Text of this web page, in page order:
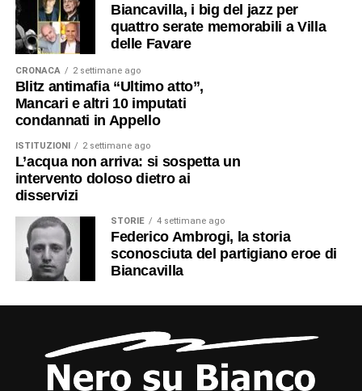
Biancavilla, i big del jazz per
quattro serate memorabili a Villa
delle Favare
CRONACA 2 settimane ago
Blitz antimafia “Ultimo atto”,
Mancari e altri 10 imputati
condannati in Appello
ISTITUZIONI 2 settimane ago
L’acqua non arriva: si sospetta un
intervento doloso dietro ai
disservizi
STORIE 4 settimane ago
Federico Ambrogi, la storia
sconosciuta del partigiano eroe di
Biancavilla